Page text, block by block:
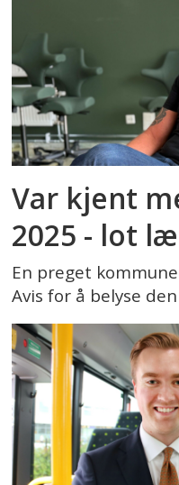
Var kjent
2025 - lot
En preget
Avis for å belyse